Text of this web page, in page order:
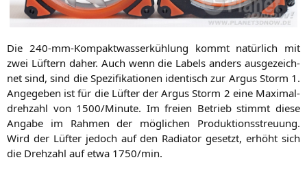
Die 240-mm-Kom­pakt­was­ser­küh­lung kommt natür­lich mit
zwei Lüf­tern daher. Auch wenn die Labels anders aus­ge­zeich­
net sind, sind die Spe­zi­fi­ka­tio­nen iden­tisch zur Argus Storm 1.
Ange­ge­ben ist für die Lüf­ter der Argus Storm 2 eine Maxi­mal­
dreh­zahl von 1500/Minute. Im frei­en Betrieb stimmt die­se
Anga­be im Rah­men der mög­li­chen Pro­duk­ti­ons­streu­ung.
Wird der Lüf­ter jedoch auf den Radia­tor gesetzt, erhöht sich
die Dreh­zahl auf etwa 1750/min.